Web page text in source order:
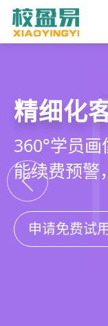
教培行
以学员为
教学到复购
引擎
申请免费试
智能销
线索自动分
化分析，打
申请免费试
精细化
360°学员
能续费预警
申请免费试
私域招
集成企微
裂变工具，
申请免费试